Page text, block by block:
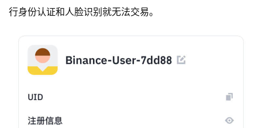
行身份认证和人脸识别就无法交易。